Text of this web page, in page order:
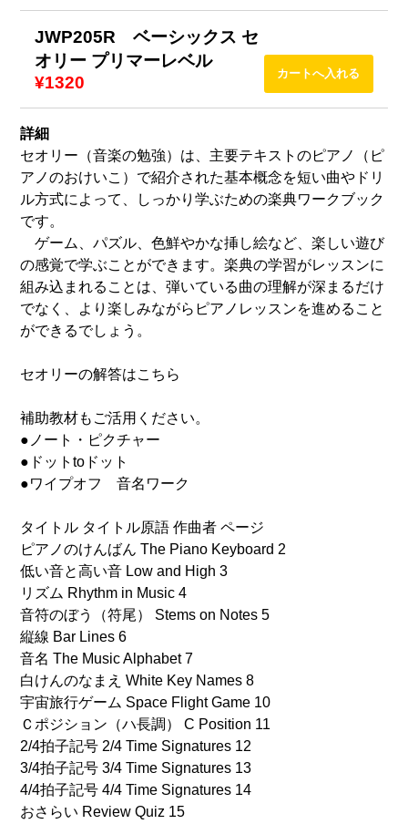
JWP205R ベーシックス セ
オリー プリマーレベル
¥1320
詳細
セオリー（音楽の勉強）は、主要テキストのピアノ（ピ
アノのおけいこ）で紹介された基本概念を短い曲やドリ
ル方式によって、しっかり学ぶための楽典ワークブック
です。
ゲーム、パズル、色鮮やかな挿し絵など、楽しい遊び
の感覚で学ぶことができます。楽典の学習がレッスンに
組み込まれることは、弾いている曲の理解が深まるだけ
でなく、より楽しみながらピアノレッスンを進めること
ができるでしょう。
セオリーの解答はこちら
補助教材もご活用ください。
●ノート・ピクチャー
●ドットtoドット
●ワイプオフ 音名ワーク
タイトル タイトル原語 作曲者 ページ
ピアノのけんばん The Piano Keyboard 2
低い音と高い音 Low and High 3
リズム Rhythm in Music 4
音符のぼう（符尾） Stems on Notes 5
縦線 Bar Lines 6
音名 The Music Alphabet 7
白けんのなまえ White Key Names 8
宇宙旅行ゲーム Space Flight Game 10
Ｃポジション（ハ長調） C Position 11
2/4拍子記号 2/4 Time Signatures 12
3/4拍子記号 3/4 Time Signatures 13
4/4拍子記号 4/4 Time Signatures 14
おさらい Review Quiz 15